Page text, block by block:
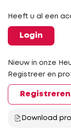
Heeft u al een
Login
Nieuw in onze
Registreer en
Registreren
Download